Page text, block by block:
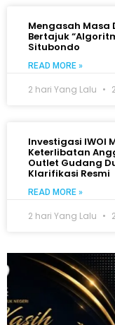
Mengasah Masa
Bertajuk
Situbondo
READ MORE »
2 hari Yang Lalu
Investigasi IWOI
Keterlibatan
Outlet Gudang
Klarifikasi Resmi
READ MORE »
2 hari Yang Lalu